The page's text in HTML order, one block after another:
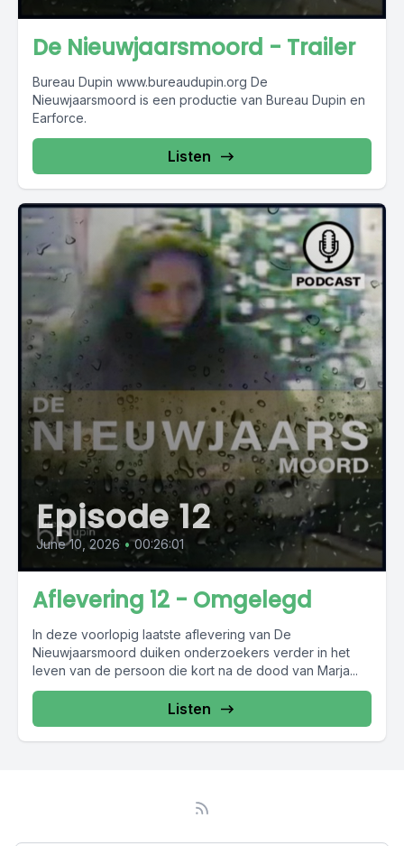
De Nieuwjaarsmoord - Trailer
Bureau Dupin www.bureaudupin.org De
Nieuwjaarsmoord is een productie van Bureau Dupin en
Earforce.
Listen
Episode 12
June 10, 2026 • 00:26:01
Aflevering 12 - Omgelegd
In deze voorlopig laatste aflevering van De
Nieuwjaarsmoord duiken onderzoekers verder in het
leven van de persoon die kort na de dood van Marja...
Listen